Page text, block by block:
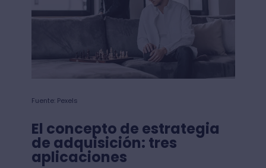
Fuente: Pexels
El concepto de estrategia
de adquisición: tres
aplicaciones